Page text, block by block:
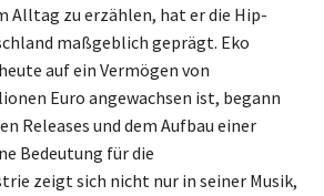
Alltag zu erzählen, hat er die Hip-
maßgeblich geprägt. Eko
auf ein Vermögen von
Euro angewachsen ist, begann
Releases und dem Aufbau einer
Bedeutung für die
zeigt sich nicht nur in seiner Musik,